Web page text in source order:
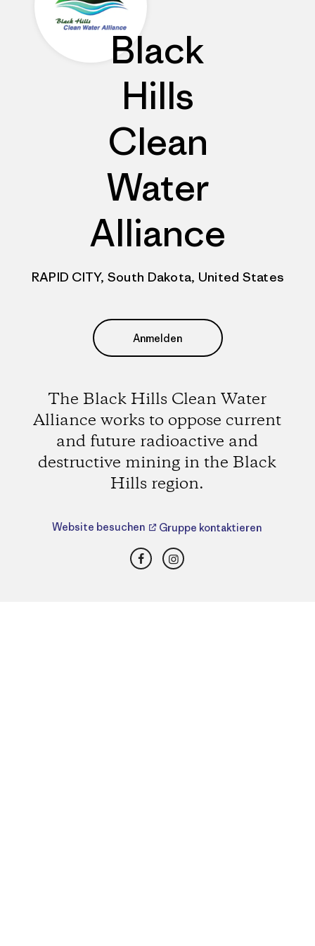
Black
Hills
Clean
Water
Alliance
RAPID CITY, South Dakota, United States
Anmelden
The Black Hills Clean Water
Alliance works to oppose current
and future radioactive and
destructive mining in the Black
Hills region.
Website besuchen Gruppe kontaktieren
FacebookInstagram